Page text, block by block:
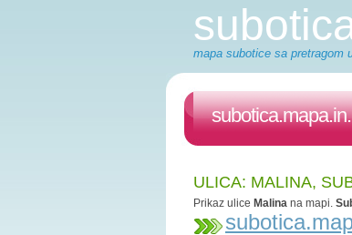
mapa subotice sa pretragom
ULICA: MALINA,
Prikaz ulice Malina na mapi.